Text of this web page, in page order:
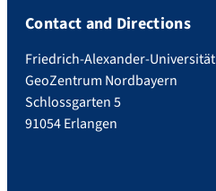
Contact and Directions
Friedrich-Alexander-Universität
GeoZentrum Nordbayern
Schlossgarten 5
91054 Erlangen